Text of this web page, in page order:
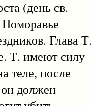
(день св.
Глава Т.
Т. имеют силу
теле, после
он должен